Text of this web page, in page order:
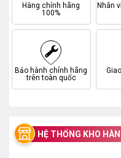
Hàng chính hãng
100%
Nhân
Bảo hành chính hãng
trên toàn quốc
HỆ THỐNG KHO